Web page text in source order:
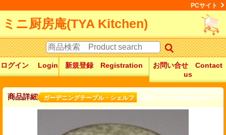
PCサイト
ミニ厨房庵(TYA Kitchen)
ログイン Login 新規登録 Registration
お問い合せ Contact
us
商品詳細 ガーデニングテーブル・シェルフ・波板など:gardening table ...